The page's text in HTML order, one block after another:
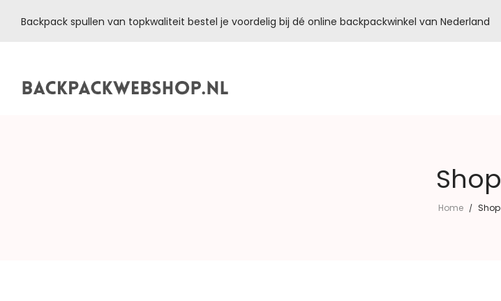
Backpack spullen van topkwaliteit bestel je voordelig bij dé online backpackwinkel van Nederland
Shop
Home / Shop